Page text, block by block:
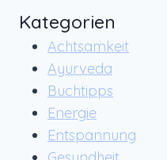
KRAFT
Kategorien
Achtsamkeit
Ayurveda
Buchtipps
Energie
Entspannung